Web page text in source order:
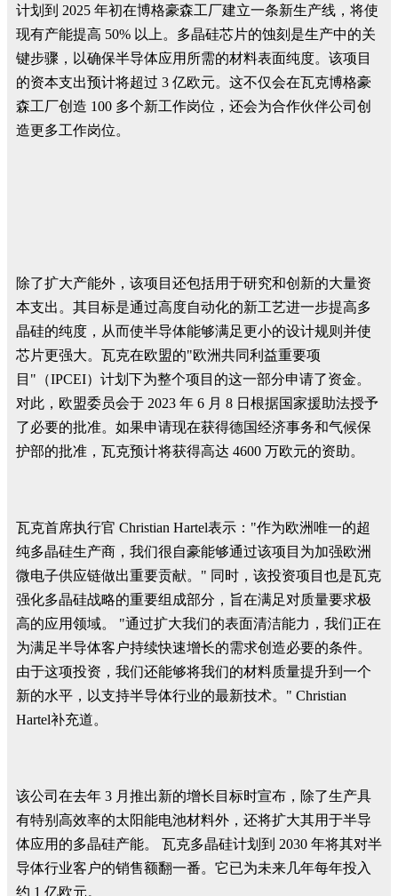
计划到 2025 年初在博格豪森工厂建立一条新生产线，将使
现有产能提高 50% 以上。多晶硅芯片的蚀刻是生产中的关
键步骤，以确保半导体应用所需的材料表面纯度。该项目
的资本支出预计将超过 3 亿欧元。这不仅会在瓦克博格豪
森工厂创造 100 多个新工作岗位，还会为合作伙伴公司创
造更多工作岗位。
除了扩大产能外，该项目还包括用于研究和创新的大量资
本支出。其目标是通过高度自动化的新工艺进一步提高多
晶硅的纯度，从而使半导体能够满足更小的设计规则并使
芯片更强大。瓦克在欧盟的"欧洲共同利益重要项
目"（IPCEI）计划下为整个项目的这一部分申请了资金。
对此，欧盟委员会于 2023 年 6 月 8 日根据国家援助法授予
了必要的批准。如果申请现在获得德国经济事务和气候保
护部的批准，瓦克预计将获得高达 4600 万欧元的资助。
瓦克首席执行官 Christian Hartel表示："作为欧洲唯一的超
纯多晶硅生产商，我们很自豪能够通过该项目为加强欧洲
微电子供应链做出重要贡献。" 同时，该投资项目也是瓦克
强化多晶硅战略的重要组成部分，旨在满足对质量要求极
高的应用领域。 "通过扩大我们的表面清洁能力，我们正在
为满足半导体客户持续快速增长的需求创造必要的条件。
由于这项投资，我们还能够将我们的材料质量提升到一个
新的水平，以支持半导体行业的最新技术。" Christian
Hartel补充道。
该公司在去年 3 月推出新的增长目标时宣布，除了生产具
有特别高效率的太阳能电池材料外，还将扩大其用于半导
体应用的多晶硅产能。 瓦克多晶硅计划到 2030 年将其对半
导体行业客户的销售额翻一番。它已为未来几年每年投入
约 1 亿欧元。